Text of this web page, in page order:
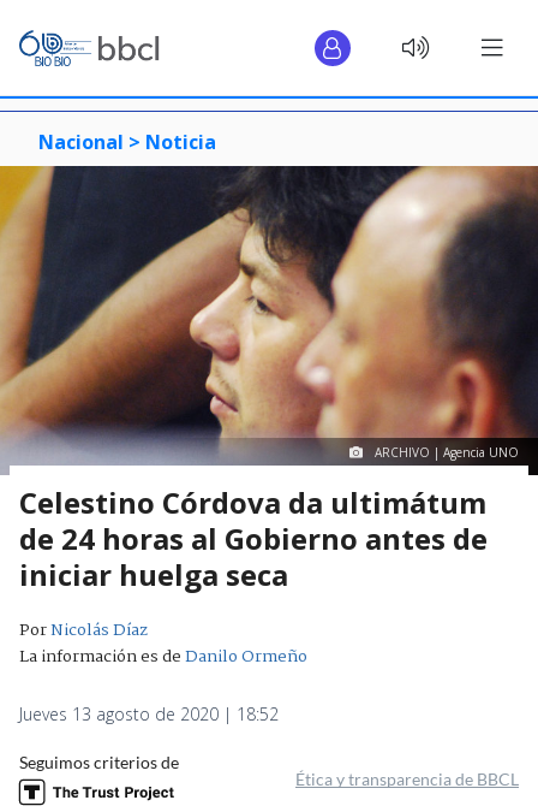
Nacional > Noticia
ARCHIVO | Agencia UNO
Celestino Córdova da ultimátum
de 24 horas al Gobierno antes de
iniciar huelga seca
PorNicolás Díaz
La información es deDanilo Ormeño
Jueves 13 agosto de 2020 | 18:52
Seguimos criterios de
Ética y transparencia de BBCL